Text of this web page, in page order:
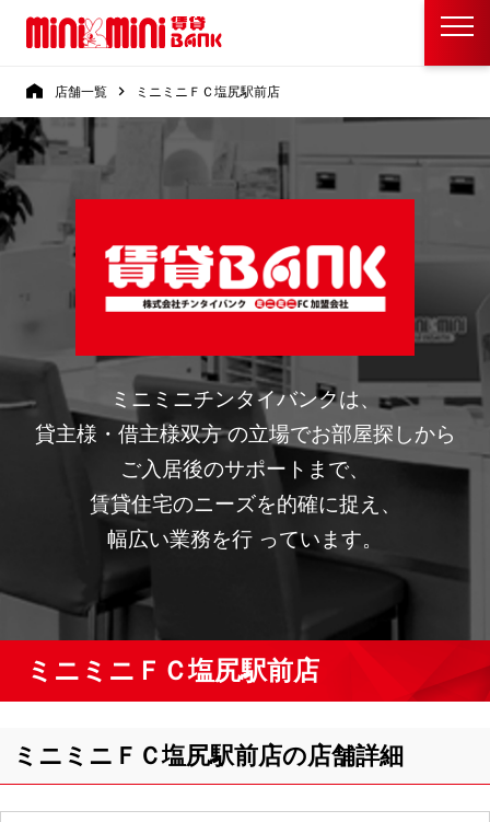
店舗一覧 ミニミニＦＣ塩尻駅前店
ミニミニチンタイバンクは、
貸主様・借主様双方 の立場でお部屋探しから
ご入居後のサポートまで、
賃貸住宅のニーズを的確に捉え、
幅広い業務を行 っています。
ミニミニＦＣ塩尻駅前店
ミニミニＦＣ塩尻駅前店の店舗詳細